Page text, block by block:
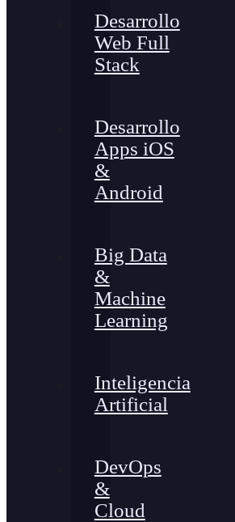
Desarrollo
Web Full
Stack
Desarrollo
Apps iOS
&
Android
Big Data
&
Machine
Learning
Inteligencia
Artificial
DevOps
&
Cloud